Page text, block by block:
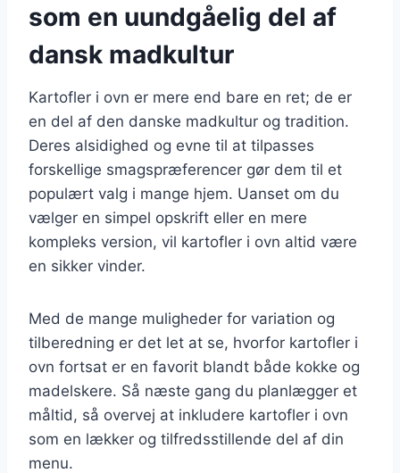
som en uundgåelig del af
dansk madkultur
Kartofler i ovn er mere end bare en ret; de er
en del af den danske madkultur og tradition.
Deres alsidighed og evne til at tilpasses
forskellige smagspræferencer gør dem til et
populært valg i mange hjem. Uanset om du
vælger en simpel opskrift eller en mere
kompleks version, vil kartofler i ovn altid være
en sikker vinder.
Med de mange muligheder for variation og
tilberedning er det let at se, hvorfor kartofler i
ovn fortsat er en favorit blandt både kokke og
madelskere. Så næste gang du planlægger et
måltid, så overvej at inkludere kartofler i ovn
som en lækker og tilfredsstillende del af din
menu.